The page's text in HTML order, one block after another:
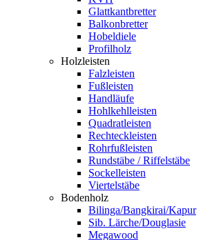
Glattkantbretter
Balkonbretter
Hobeldiele
Profilholz
Holzleisten
Falzleisten
Fußleisten
Handläufe
Hohlkehlleisten
Quadratleisten
Rechteckleisten
Rohrfußleisten
Rundstäbe / Riffelstäbe
Sockelleisten
Viertelstäbe
Bodenholz
Bilinga/Bangkirai/Kapur
Sib. Lärche/Douglasie
Megawood